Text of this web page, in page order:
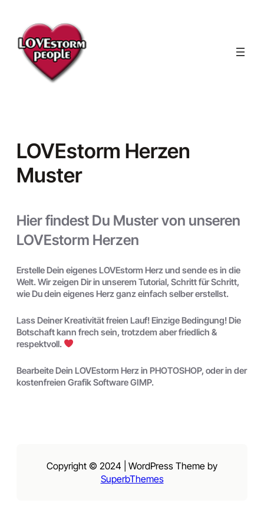
content
LOVEstorm Herzen
Muster
Hier findest Du Muster von unseren
LOVEstorm Herzen
Erstelle Dein eigenes LOVEstorm Herz und sende es in die
Welt. Wir zeigen Dir in unserem Tutorial, Schritt für Schritt,
wie Du dein eigenes Herz ganz einfach selber erstellst.
Lass Deiner Kreativität freien Lauf! Einzige Bedingung! Die
Botschaft kann frech sein, trotzdem aber friedlich &
respektvoll.
Bearbeite Dein LOVEstorm Herz in PHOTOSHOP, oder in der
kostenfreien Grafik Software GIMP.
Copyright © 2024 | WordPress Theme by
SuperbThemes